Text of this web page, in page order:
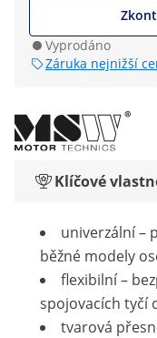
Vyprodáno
Záruka nejnižší
Klíčové
univerzální –
běžné modely
flexibilní –
spojovacích tyčí
tvarová